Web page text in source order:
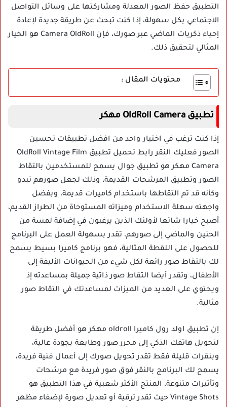
التطبيق حفظ الصور المعدلة ومشاركتها على وسائل التواصل
الاجتماعي بكل سهولة، إذا كنت تبحث عن طريقة جديدة لإعادة
إحياء ذكريات الماضي عبر صورك، فإن Camera OldRoll هو الخيار
المثالي لتحقيق ذلك.
محتويات المقال :
تطبيق OldRoll Camera مهكر
إذا كنت ترغب في اختيار واحد من افضل تطبيقات تحسين
الصور فعليك النقر رابط تحميل تطبيق OldRoll Vintage Film
Camera مهكر هو تطبيق جوال يسمح للمستخدمين بالتقاط
الصور وتطبيق المرشحات القديمة، وذلك لجعل صورهم تبدو
وكأنه قد تم التقاطها باستخدام كاميرات قديمة، وبفضل
واجهته سهلة الاستخدام وميزاته المستوحاة من الطراز القديم،
أصبح خيارا شائعا لأولئك الذين يرغبون في إضافة لمسة من
الحنين والماضي إلى صورهم، تقدر بسهولة العمل على البرنامج
للحصول على اللقطة المثالية، فهو برنامج كاميرا بسيط يسمح
لك بالتقاط صور رائعة لكل شيء من الحيوانات الأليفة إلى
الأطفال، وتقدر أيضا التقاط صور ذاتية جميلة بمساعدته إذ
ويحتوي على العديد من الميزات لمساعدتك في التقاط صور
مثالية.
إن تطبيق اولد رول كاميرا oldroll مهكر هو أفضل طريقة
لتحويل هاتفك الذكي إلى محرر صور وطابعة بجودة عالية،
وبنقرات قليلة فقط تقدر تحويل صورك إلى أعمال فنية فريدة،
يسمح لك البرنامج بالنقر فوق صور فريدة مع مرشحات
وتأثيرات متنوعة، المنتج الأكثر شعبية في هذا التطبيق هو
Vintage Shots حيث تقدر ترقية أو تعديل صورة لإضفاء مظهر